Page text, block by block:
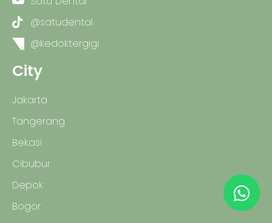
@satudental
@kedoktergigi
City
Jakarta
Tangerang
Bekasi
Cibubur
Depok
Bogor